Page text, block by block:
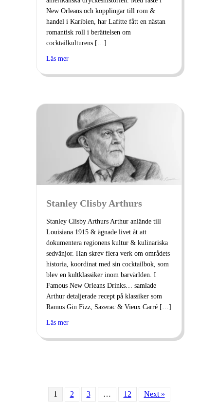
New Orleans och kopplingar till rom &
handel i Karibien, har Lafitte fått en nästan
romantisk roll i berättelsen om
cocktailkulturens […]
Läs mer
Stanley Clisby Arthurs
Stanley Clisby Arthurs Arthur anlände till
Louisiana 1915 & ägnade livet åt att
dokumentera regionens kultur & kulinariska
sedvänjor. Han skrev flera verk om områdets
historia, koordinat med sin cocktailbok, som
blev en kultklassiker inom barvärlden. I
Famous New Orleans Drinks… samlade
Arthur detaljerade recept på klassiker som
Ramos Gin Fizz, Sazerac & Vieux Carré […]
Läs mer
1 2 3 … 12 Next »